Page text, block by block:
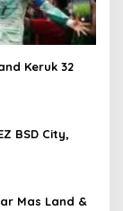
Keruk 32
BSD City,
Mas Land &